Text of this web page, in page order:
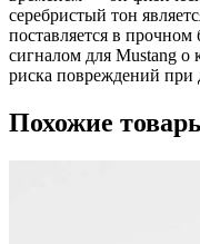
серебристый тон
поставляется в
сигналом для Mustang о
риска повреждений при
Похожие